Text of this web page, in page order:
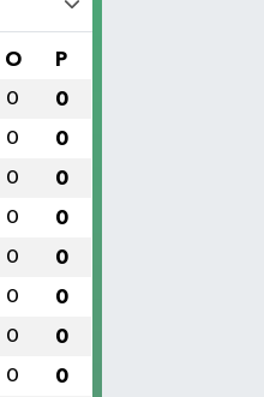
O P
0 0
0 0
0 0
0 0
0 0
0 0
0 0
0 0